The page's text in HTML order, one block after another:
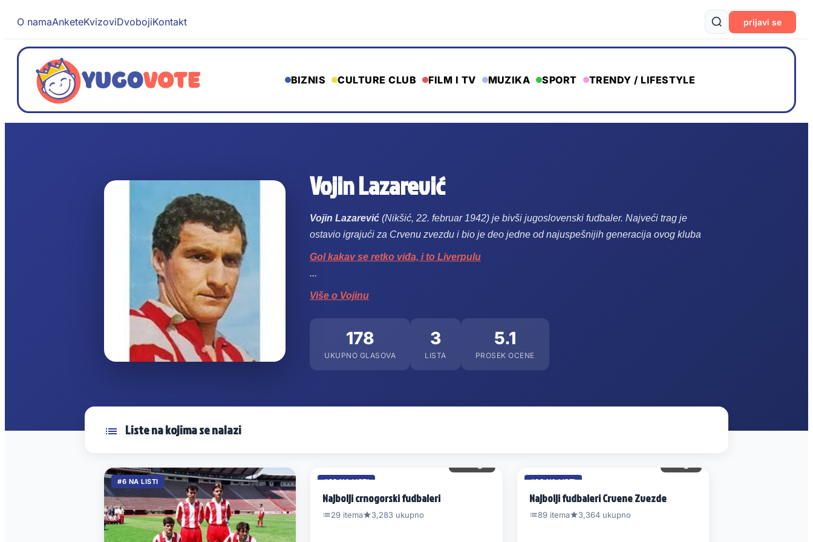
O namaAnketeKvizoviDvobojiKontakt prijavi se
BIZNIS CULTURE CLUB FILM I TV MUZIKA SPORT TRENDY / LIFESTYLE
Vojin Lazarević
Vojin Lazarević (Nikšić, 22. februar 1942) je bivši jugoslovenski fudbaler. Najveći trag je
ostavio igrajući za Crvenu zvezdu i bio je deo jedne od najuspešnijih generacija ovog kluba
Gol kakav se retko viđa, i to Liverpulu
...
Više o Vojinu
178
UKUPNO GLASOVA
3
LISTA
5.1
PROSEK OCENE
Liste na kojima se nalazi
#6 NA LISTI #23 NA LISTI
Najbolji crnogorski fudbaleri
29 itema 3,283 ukupno
#60 NA LISTI
Najbolji fudbaleri Crvene Zvezde
89 itema 3,364 ukupno